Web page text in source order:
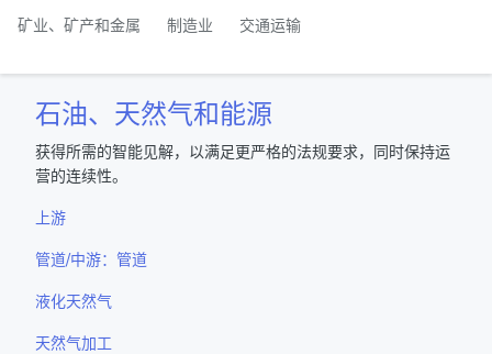
矿业、矿产和金属 制造业 交通运输
石油、天然气和能源
获得所需的智能见解，以满足更严格的法规要求，同时保持运
营的连续性。
上游
管道/中游：管道
液化天然气
天然气加工